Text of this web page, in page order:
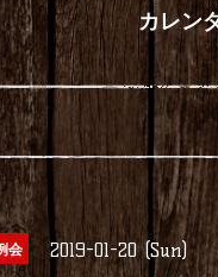
カレン
会 2019-01-20 (Sun)